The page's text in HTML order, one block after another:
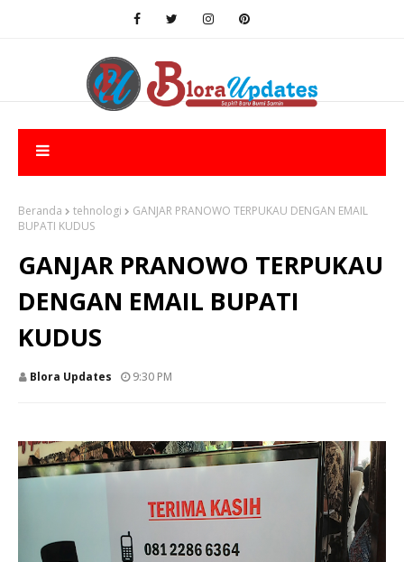
Beranda tehnologi
GANJAR PRANOWO TERPUKAU DENGAN EMAIL
BUPATI KUDUS
GANJAR PRANOWO TERPUKAU
DENGAN EMAIL BUPATI
KUDUS
Blora Updates 9:30 PM